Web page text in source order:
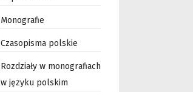
Monografie
Czasopisma polskie
Rozdziały w monografiach
w języku polskim